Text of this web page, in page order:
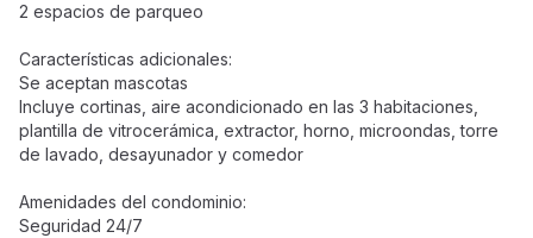
2 espacios de parqueo
Características adicionales:
Se aceptan mascotas
Incluye cortinas, aire acondicionado en las 3 habitaciones,
plantilla de vitrocerámica, extractor, horno, microondas, torre
de lavado, desayunador y comedor
Amenidades del condominio:
Seguridad 24/7